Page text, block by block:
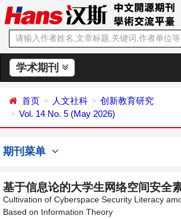
学术期刊
首页 人文社科
创新教育研究
Vol. 14 No. 5 (May 2026)
期刊菜单
基于信息论的大学生网络空间安全
Cultivation of Cyberspace Security Literacy
Based on Information Theory